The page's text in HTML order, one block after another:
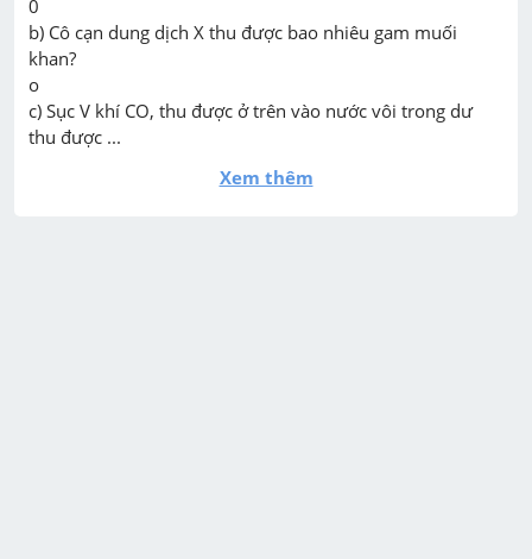
0
b) Cô cạn dung dịch X thu được bao nhiêu gam muối
khan?
о
c) Sục V khí CO, thu được ở trên vào nước vôi trong dư
thu được ...
Xem thêm